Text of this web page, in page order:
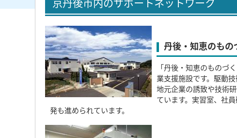
丹後・知恵のもの
「丹後・知恵のものづ
業支援施設です。駆動
地元企業の誘致や技術
ています。実習室、社
発も進められています。